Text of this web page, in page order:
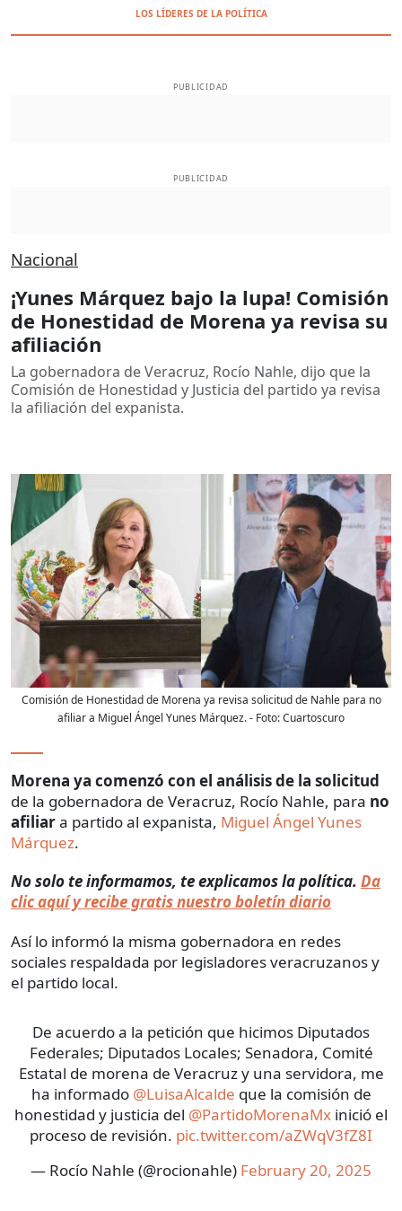
LOS LÍDERES DE LA POLÍTICA
PUBLICIDAD
PUBLICIDAD
Nacional
¡Yunes Márquez bajo la lupa! Comisión
de Honestidad de Morena ya revisa su
afiliación
La gobernadora de Veracruz, Rocío Nahle, dijo que la
Comisión de Honestidad y Justicia del partido ya revisa
la afiliación del expanista.
Comisión de Honestidad de Morena ya revisa solicitud de Nahle para no
afiliar a Miguel Ángel Yunes Márquez.- Foto:Cuartoscuro
Morena ya comenzó con el análisis de la solicitud
de la gobernadora de Veracruz, Rocío Nahle, para no
afiliara partido al expanista, Miguel Ángel Yunes
Márquez.
No solo te informamos, te explicamos la política. Da
clic aquí y recibe gratis nuestro boletín diario
Así lo informó la misma gobernadora en redes
sociales respaldada por legisladores veracruzanos y
el partido local.
De acuerdo a la petición que hicimos Diputados
Federales; Diputados Locales; Senadora, Comité
Estatal de morena de Veracruz y una servidora, me
ha informado ⁦ @LuisaAlcalde ⁩ que la comisión de
honestidad y justicia del ⁦ @PartidoMorenaMx ⁩ inició el
proceso de revisión. pic.twitter.com/aZWqV3fZ8I
— Rocío Nahle (@rocionahle) February 20, 2025